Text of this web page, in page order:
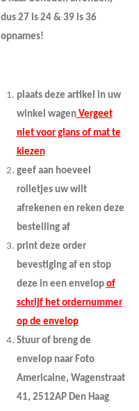
dus 27 is 24 & 39 is 36
opnames!
plaats deze artikel in uw
winkel wagenVergeet
niet voor glans of mat te
kiezen
geef aan hoeveel
rolletjes uw wilt
afrekenen en reken deze
bestelling af
print deze order
bevestiging af en stop
deze in een envelop of
schrijf het ordernummer
op de envelop
Stuur of breng de
envelop naar Foto
Americaine, Wagenstraat
41, 2512AP Den Haag